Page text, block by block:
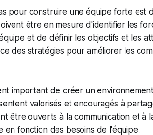
pour construire une équipe forte est
être en mesure d'identifier les
et de définir les objectifs et les
des stratégies pour améliorer les
important de créer un
valorisés et encouragés à
être ouverts à la communication et
en fonction des besoins de l'équipe.